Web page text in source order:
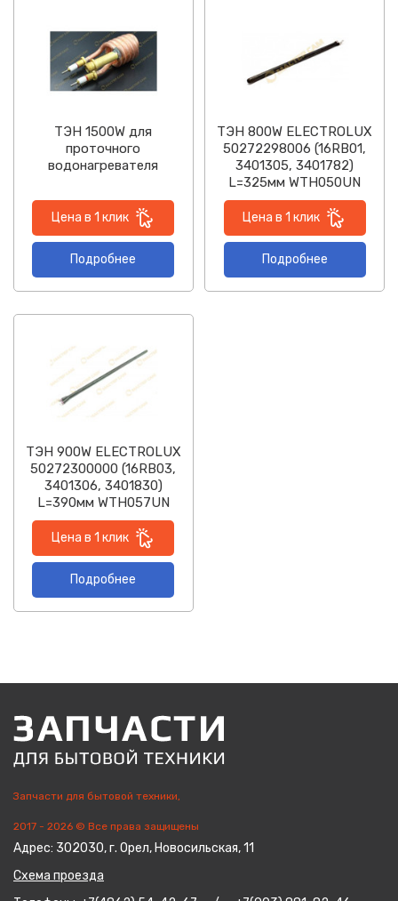
ТЭН 1500W для
проточного
водонагревателя
Цена в 1 клик
Подробнее
ТЭН 800W ELECTROLUX
50272298006 (16RB01,
3401305, 3401782)
L=325мм WTH050UN
Цена в 1 клик
Подробнее
ТЭН 900W ELECTROLUX
50272300000 (16RB03,
3401306, 3401830)
L=390мм WTH057UN
Цена в 1 клик
Подробнее
Запчасти для бытовой техники,
2017 - 2026 © Все права защищены
Адрес: 302030, г. Орел, Новосильская, 11
Схема проезда